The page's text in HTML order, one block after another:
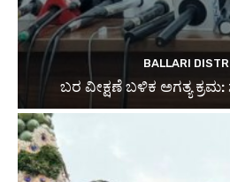
BALLARI
ಬರ ವೀಕ್ಷಣೆ ಬಳಿಕ ಅಗತ್ಯ